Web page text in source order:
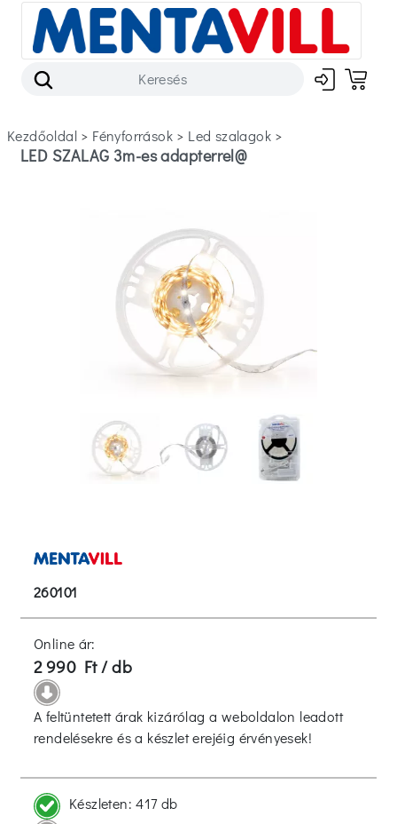
Kezdőoldal > fényforrások > led szalagok >
LED SZALAG 3m-es adapterrel@
260101
Online ár:
2 990 Ft / db
A feltüntetett árak kizárólag a weboldalon leadott
rendelésekre és a készlet erejéig érvényesek!
Készleten:417 db